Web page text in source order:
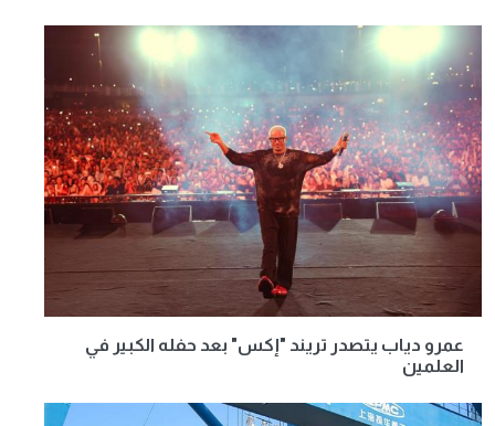
عمرو دياب يتصدر تريند "إكس" بعد حفله الكبير في
العلمين